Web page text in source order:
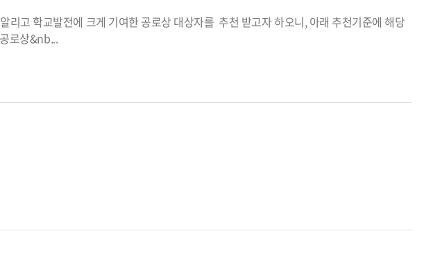
고 학교발전에 크게 기여한 공로상 대상자를 추천 받고자 하오니, 아래 추천기준에 해당
로상&nb...